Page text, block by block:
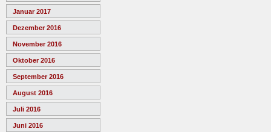
Januar 2017
Dezember 2016
November 2016
Oktober 2016
September 2016
August 2016
Juli 2016
Juni 2016